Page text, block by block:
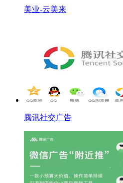
美业-云美来
腾讯社交广告